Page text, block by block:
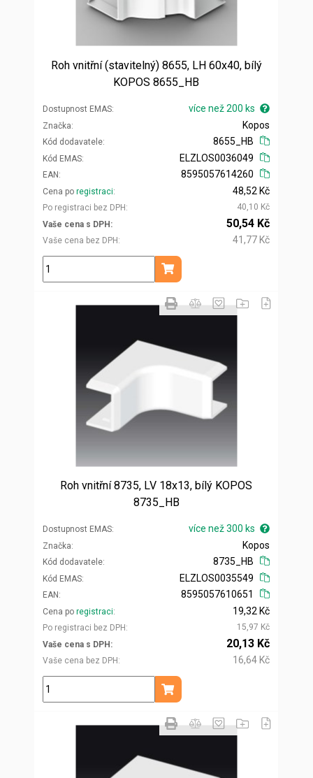
Roh vnitřní (stavitelný) 8655, LH 60x40, bílý
KOPOS 8655_HB
Dostupnost EMAS více než 200 ks
Značka
Kód dodavatele
Kopos
8655_HB
Kód EMAS
EAN
ELZLOS0036049
8595057614260
Cena po registraci
Po registraci bez DPH
48,52 Kč
40,10 Kč
Vaše cena s DPH
Vaše cena bez DPH
50,54 Kč
41,77 Kč
ks
Přidat do košíku
Roh vnitřní 8735, LV 18x13, bílý KOPOS
8735_HB
Dostupnost EMAS více než 300 ks
Značka
Kód dodavatele
Kopos
8735_HB
Kód EMAS
EAN
ELZLOS0035549
8595057610651
Cena po registraci
Po registraci bez DPH
19,32 Kč
15,97 Kč
Vaše cena s DPH
Vaše cena bez DPH
20,13 Kč
16,64 Kč
ks
Přidat do košíku